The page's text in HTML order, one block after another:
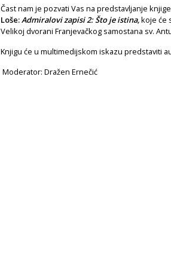
Čast nam je pozvati Vas na predstavljanje
Loše:Admiralovi zapisi 2: Što je istina,koje će
Velikoj dvorani Franjevačkog samostana sv.
Knjigu će u multimedijskom iskazu predstaviti
Moderator: Dražen Ernečić